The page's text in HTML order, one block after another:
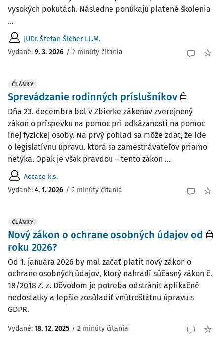
vysokých pokutách. Následne ponúkajú platené školenia
...
JUDr. Štefan Šléher LL.M.
Vydané: 9. 3. 2026 / 2 minúty čítania
ČLÁNKY
Sprevádzanie rodinných príslušníkov
Dňa 23. decembra bol v Zbierke zákonov zverejnený
zákon o príspevku na pomoc pri odkázanosti na pomoc
inej fyzickej osoby. Na prvý pohľad sa môže zdať, že ide
o legislatívnu úpravu, ktorá sa zamestnávateľov priamo
netýka. Opak je však pravdou – tento zákon ...
Accace k.s.
Vydané: 4. 1. 2026 / 2 minúty čítania
ČLÁNKY
Nový zákon o ochrane osobných údajov od
roku 2026?
Od 1. januára 2026 by mal začať platiť nový zákon o
ochrane osobných údajov, ktorý nahradí súčasný zákon č.
18/2018 Z. z. Dôvodom je potreba odstrániť aplikačné
nedostatky a lepšie zosúladiť vnútroštátnu úpravu s
GDPR.
Vydané: 18. 12. 2025 / 2 minúty čítania